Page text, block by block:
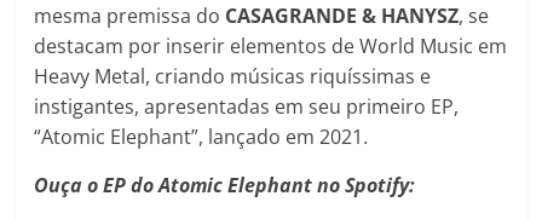
mesma premissa do CASAGRANDE & HANYSZ, se
destacam por inserir elementos de World Music em
Heavy Metal, criando músicas riquíssimas e
instigantes, apresentadas em seu primeiro EP,
“Atomic Elephant”, lançado em 2021.
Ouça o EP do Atomic Elephant no Spotify: